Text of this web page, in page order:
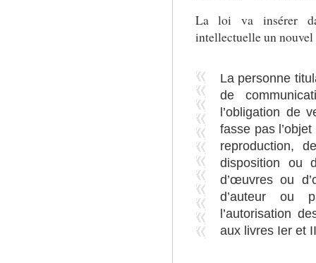
La loi va insérer
intellectuelle un
La personne
de
l’obligation de
fasse pas
reproduction,
disposition ou
d’œuvres ou
d’auteur ou
l’autorisation
aux livres Ier et